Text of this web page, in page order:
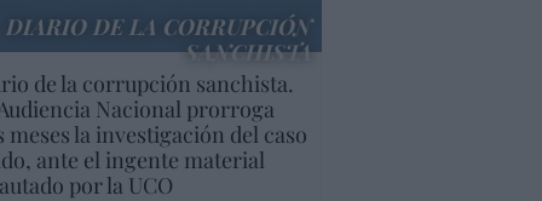
DIARIO DE LA CORRUPCIÓN
SANCHISTA
de la corrupción sanchista.
Nacional prorroga
meses la investigación del caso
ante el ingente material
por la UCO